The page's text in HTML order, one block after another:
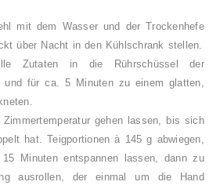
mit dem Wasser und der Trockenhefe
über Nacht in den Kühlschrank stellen.
Zutaten in die Rührschüssel der
und für ca. 5 Minuten zu einem glatten,
gehen lassen, bis sich
hat. Teigportionen à 145 g abwiegen,
Minuten entspannen lassen, dann zu
ausrollen, der einmal um die Hand